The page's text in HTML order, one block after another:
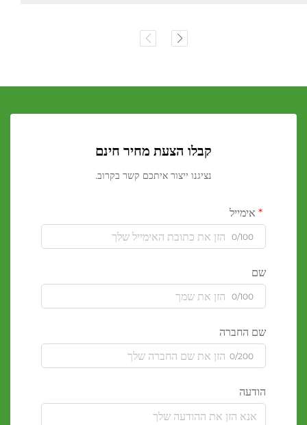
קבלו הצעת מחיר חינם
נציגנו ייצור איתכם קשר בקרוב.
אימייל
0/100
שם
0/100
שם החברה
0/200
הודעה